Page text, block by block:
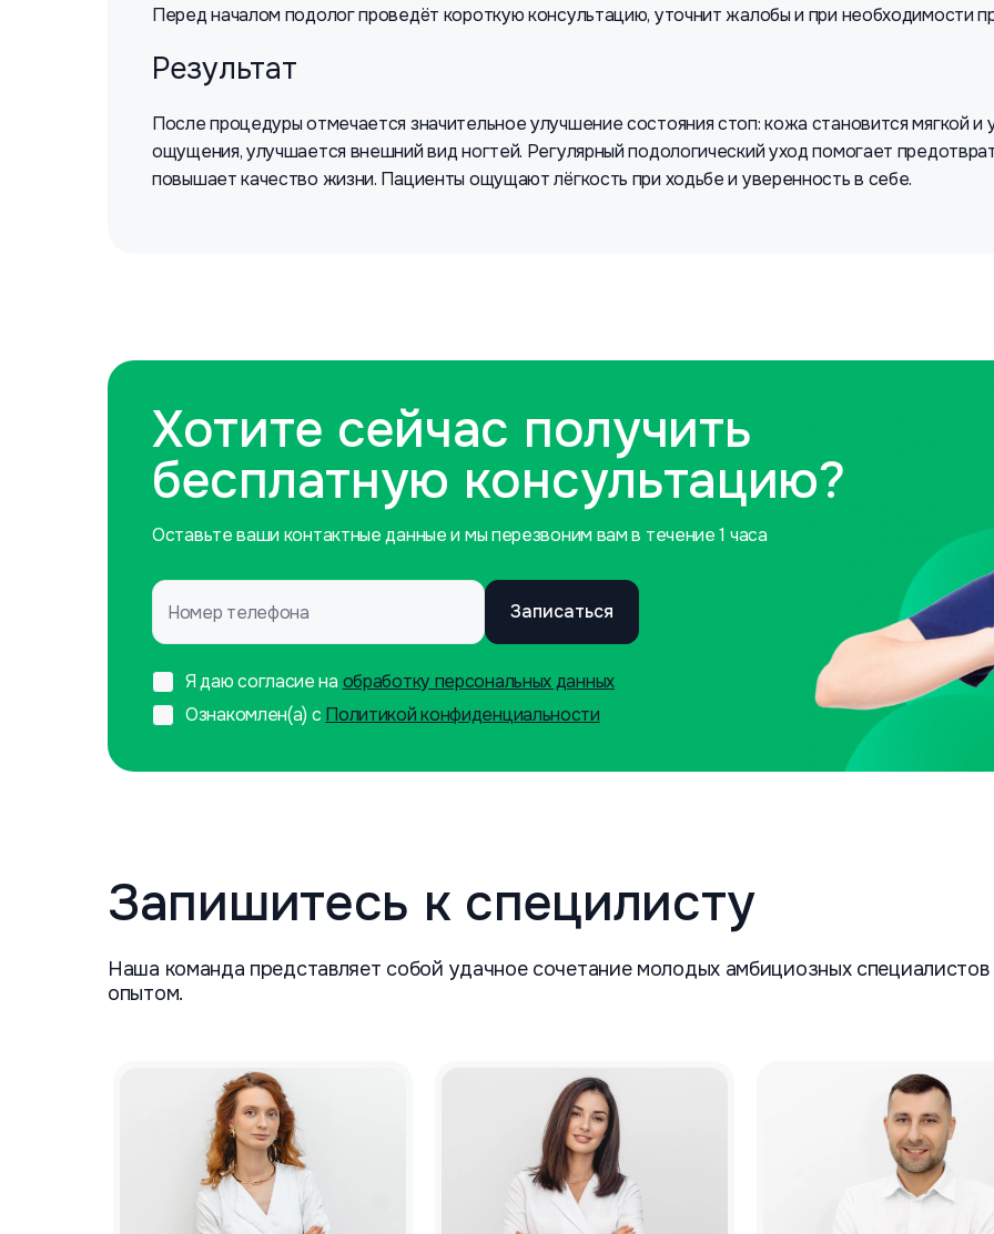
Перед началом подолог проведёт короткую консультацию, уточнит жалобы и при необходимости
Результат
После процедуры отмечается значительное улучшение состояния стоп: кожа становится мягкой
ощущения, улучшается внешний вид ногтей. Регулярный подологический уход помогает
повышает качество жизни. Пациенты ощущают лёгкость при ходьбе и уверенность в себе.
Хотите сейчас получить
бесплатную консультацию?
Оставьте ваши контактные данные и мы перезвоним вам в течение 1 часа
Номер телефона Записаться
Я даю согласие на обработку персональных данных
Ознакомлен(а) с Политикой конфиденциальности
Запишитесь к специлисту
Наша команда представляет собой удачное сочетание молодых амбициозных
опытом.